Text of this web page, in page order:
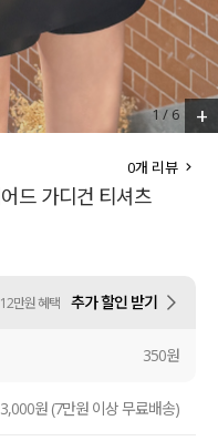
커트
웨어
1/ 6 +
드 가디건 티셔츠
0개 리뷰
만원 혜택 추가 할인 받기
350원
3,000원 (7만원 이상 무료배송)